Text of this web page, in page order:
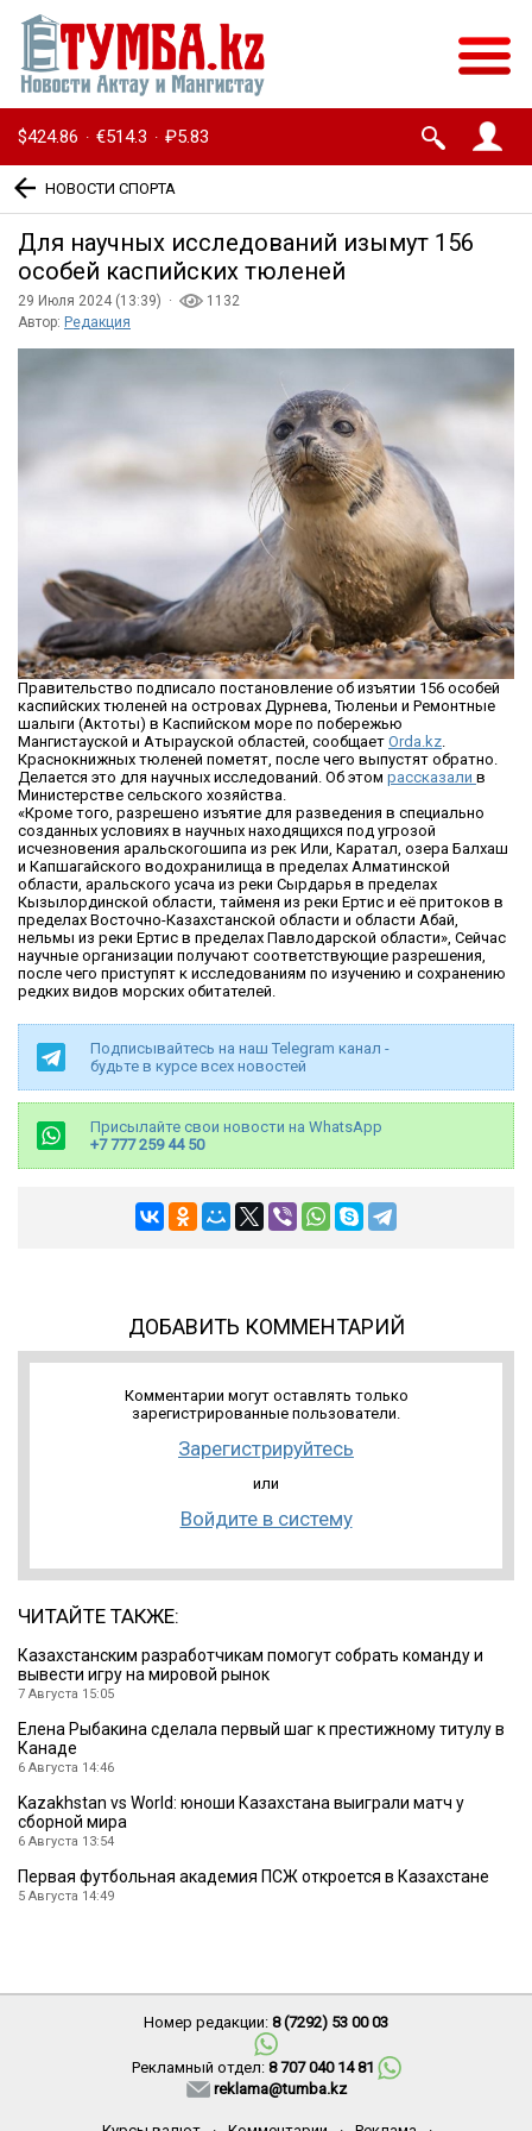
$424.86 · €514.3 · ₽5.83
НОВОСТИ СПОРТА
Для научных исследований изымут 156
особей каспийских тюленей
29 Июля 2024 (13:39) ·
1132
Автор: Редакция
Правительство подписало постановление об изъятии 156 особей
каспийских тюленей на островах Дурнева, Тюленьи и Ремонтные
шалыги (Актоты) в Каспийском море по побережью
Мангистауской и Атырауской областей, сообщает Orda.kz.
Краснокнижных тюленей пометят, после чего выпустят обратно.
Делается это для научных исследований. Об этом рассказали в
Министерстве сельского хозяйства.
«Кроме того, разрешено изъятие для разведения в специально
созданных условиях в научных находящихся под угрозой
исчезновения аральскогошипа из рек Или, Каратал, озера Балхаш
и Капшагайского водохранилища в пределах Алматинской
области, аральского усача из реки Сырдарья в пределах
Кызылординской области, тайменя из реки Ертис и её притоков в
пределах Восточно-Казахстанской области и области Абай,
нельмы из реки Ертис в пределах Павлодарской области», Сейчас
научные организации получают соответствующие разрешения,
после чего приступят к исследованиям по изучению и сохранению
редких видов морских обитателей.
Подписывайтесь на наш Telegram канал -
будьте в курсе всех новостей
Присылайте свои новости на WhatsApp
+7 777 259 44 50
ДОБАВИТЬ КОММЕНТАРИЙ
Комментарии могут оставлять только
зарегистрированные пользователи.
Зарегистрируйтесь
или
Войдите в систему
ЧИТАЙТЕ ТАКЖЕ:
Казахстанским разработчикам помогут собрать команду и
вывести игру на мировой рынок
7 Августа 15:05
Елена Рыбакина сделала первый шаг к престижному титулу в
Канаде
6 Августа 14:46
Kazakhstan vs World: юноши Казахстана выиграли матч у
сборной мира
6 Августа 13:54
Первая футбольная академия ПСЖ откроется в Казахстане
5 Августа 14:49
Номер редакции: 8 (7292) 53 00 03
Рекламный отдел: 8 707 040 14 81
reklama@tumba.kz